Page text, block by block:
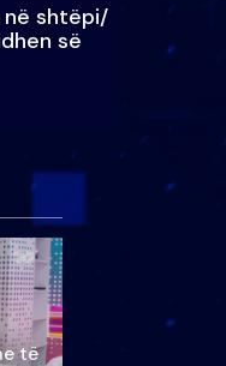
shtëpi/
së
të